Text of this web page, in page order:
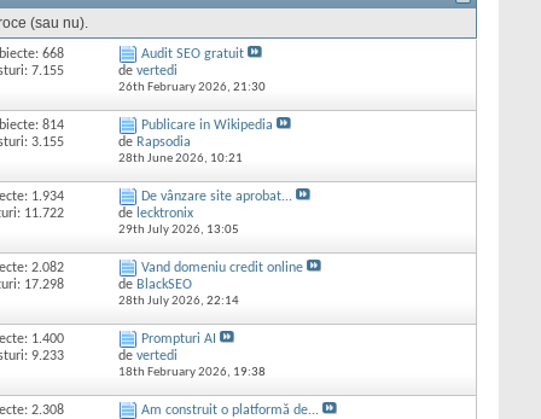
(sau nu).
668
7.155
Audit SEO gratuit
de vertedi
26th February 2026, 21:30
814
3.155
Publicare in Wikipedia
de Rapsodia
28th June 2026, 10:21
1.934
11.722
De vânzare site aprobat...
de lecktronix
29th July 2026, 13:05
2.082
17.298
Vand domeniu credit online
de BlackSEO
28th July 2026, 22:14
1.400
9.233
Prompturi AI
de vertedi
18th February 2026, 19:38
2.308
Am construit o platformă de...